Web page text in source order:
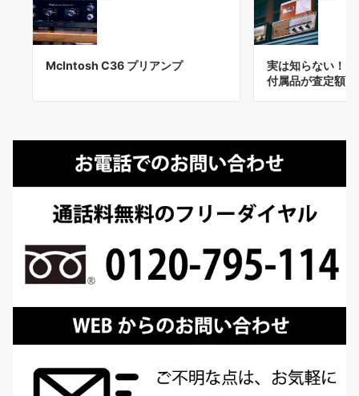
McIntosh C36 プリアンプ
実は知らない！
付属品が査定額